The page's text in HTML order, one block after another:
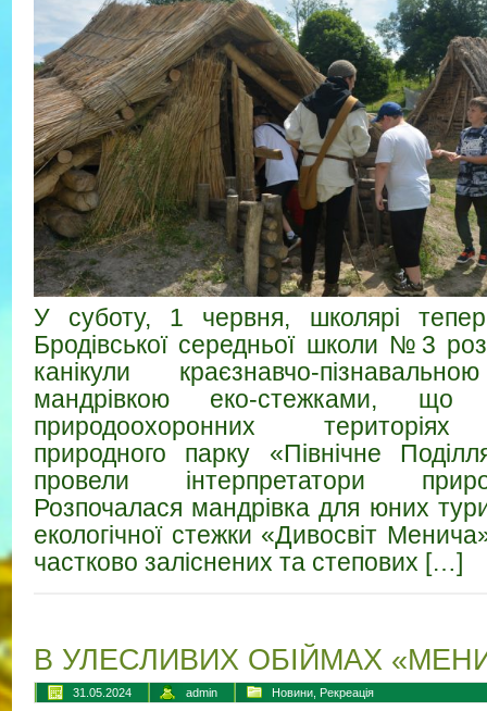
У суботу, 1 червня, школярі
Бродівської середньої школи №3
канікули краєзнавчо-
мандрівкою еко-стежками, що
природоохоронних територіях
природного парку «Північне
провели інтерпретатори
Розпочалася мандрівка для юних
екологічної стежки «Дивосвіт
частково заліснених та степових […]
В УЛЕСЛИВИХ ОБІЙМАХ
31.05.2024 admin Новини Рекреація